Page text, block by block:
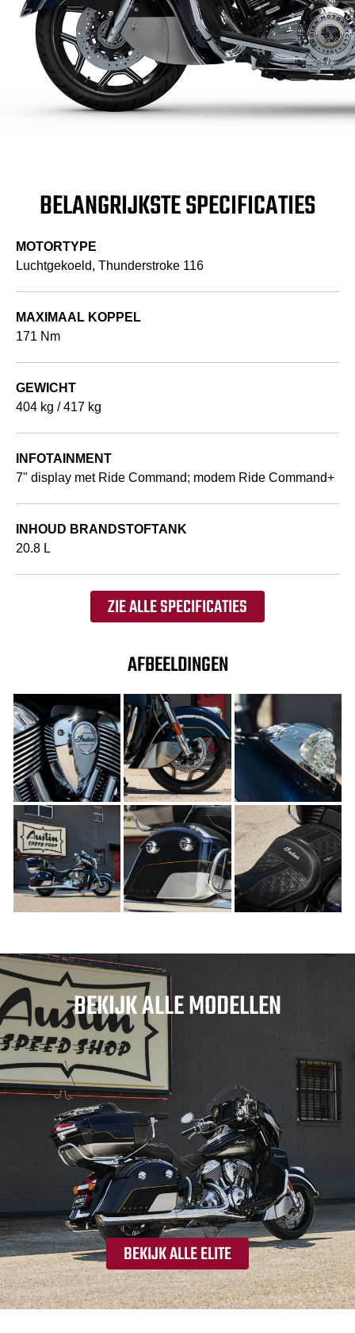
BELANGRIJKSTE SPECIFICATIES
MOTORTYPE
Luchtgekoeld, Thunderstroke 116
MAXIMAAL KOPPEL
171 Nm
GEWICHT
404 kg / 417 kg
INFOTAINMENT
7" display met Ride Command; modem Ride Command+
INHOUD BRANDSTOFTANK
20.8 L
ZIE ALLE SPECIFICATIES
AFBEELDINGEN
BEKIJK ALLE MODELLEN
BEKIJK ALLE ELITE